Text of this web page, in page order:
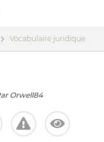
Vocabulaire juridique
Orwell84